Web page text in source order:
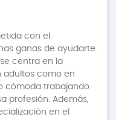
con el
ganas de ayudarte.
centra en la
adultos como en
cómoda trabajando
profesión. Además,
en el